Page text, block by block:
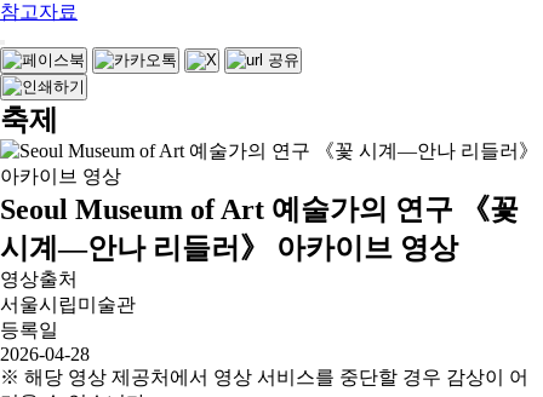
참고자료
축제
Seoul Museum of Art 예술가의 연구 《꽃
시계―안나 리들러》 아카이브 영상
영상출처
서울시립미술관
등록일
2026-04-28
※ 해당 영상 제공처에서 영상 서비스를 중단할 경우 감상이 어